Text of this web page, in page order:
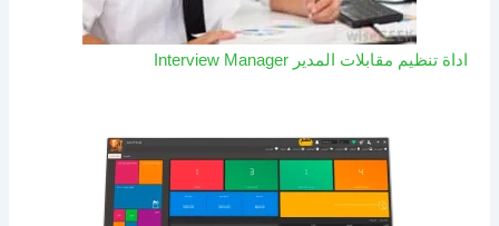
اداة تنظيم مقابلات المدير Interview Manager